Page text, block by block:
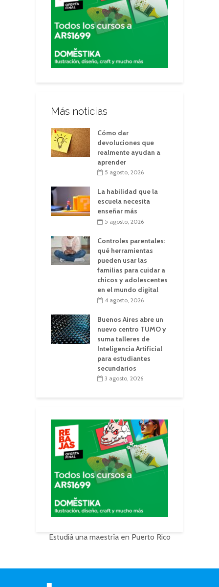
Más noticias
Cómo dar
devoluciones que
realmente ayudan a
aprender
5 agosto, 2026
La habilidad que la
escuela necesita
enseñar más
5 agosto, 2026
Controles parentales:
qué herramientas
pueden usar las
familias para cuidar a
chicos y adolescentes
en el mundo digital
4 agosto, 2026
Buenos Aires abre un
nuevo centro TUMO y
suma talleres de
Inteligencia Artificial
para estudiantes
secundarios
3 agosto, 2026
Estudiá una maestría en Puerto Rico